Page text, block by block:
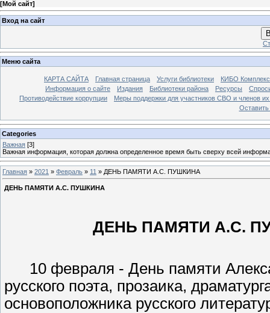
[Мой сайт]
Вход на сайт
Меню сайта
КАРТА САЙТА Главная страница Услуги библиотеки
КИБО
Информация о сайте
Издания Библиотеки района Ресурсы
Противодействие коррупции
Меры поддержки для участников СВО и членов
Оставить
Categories
Важная [3]
Важная информация, которая должна определенное время быть сверху всей
Главная » 2021 » Февраль » 11 » ДЕНЬ ПАМЯТИ А.С. ПУШКИНА
ДЕНЬ ПАМЯТИ А.С. ПУШКИНА
ДЕНЬ ПАМЯТИ А.С.
10 февраля - День памяти
русского поэта, прозаика,
основоположника русского